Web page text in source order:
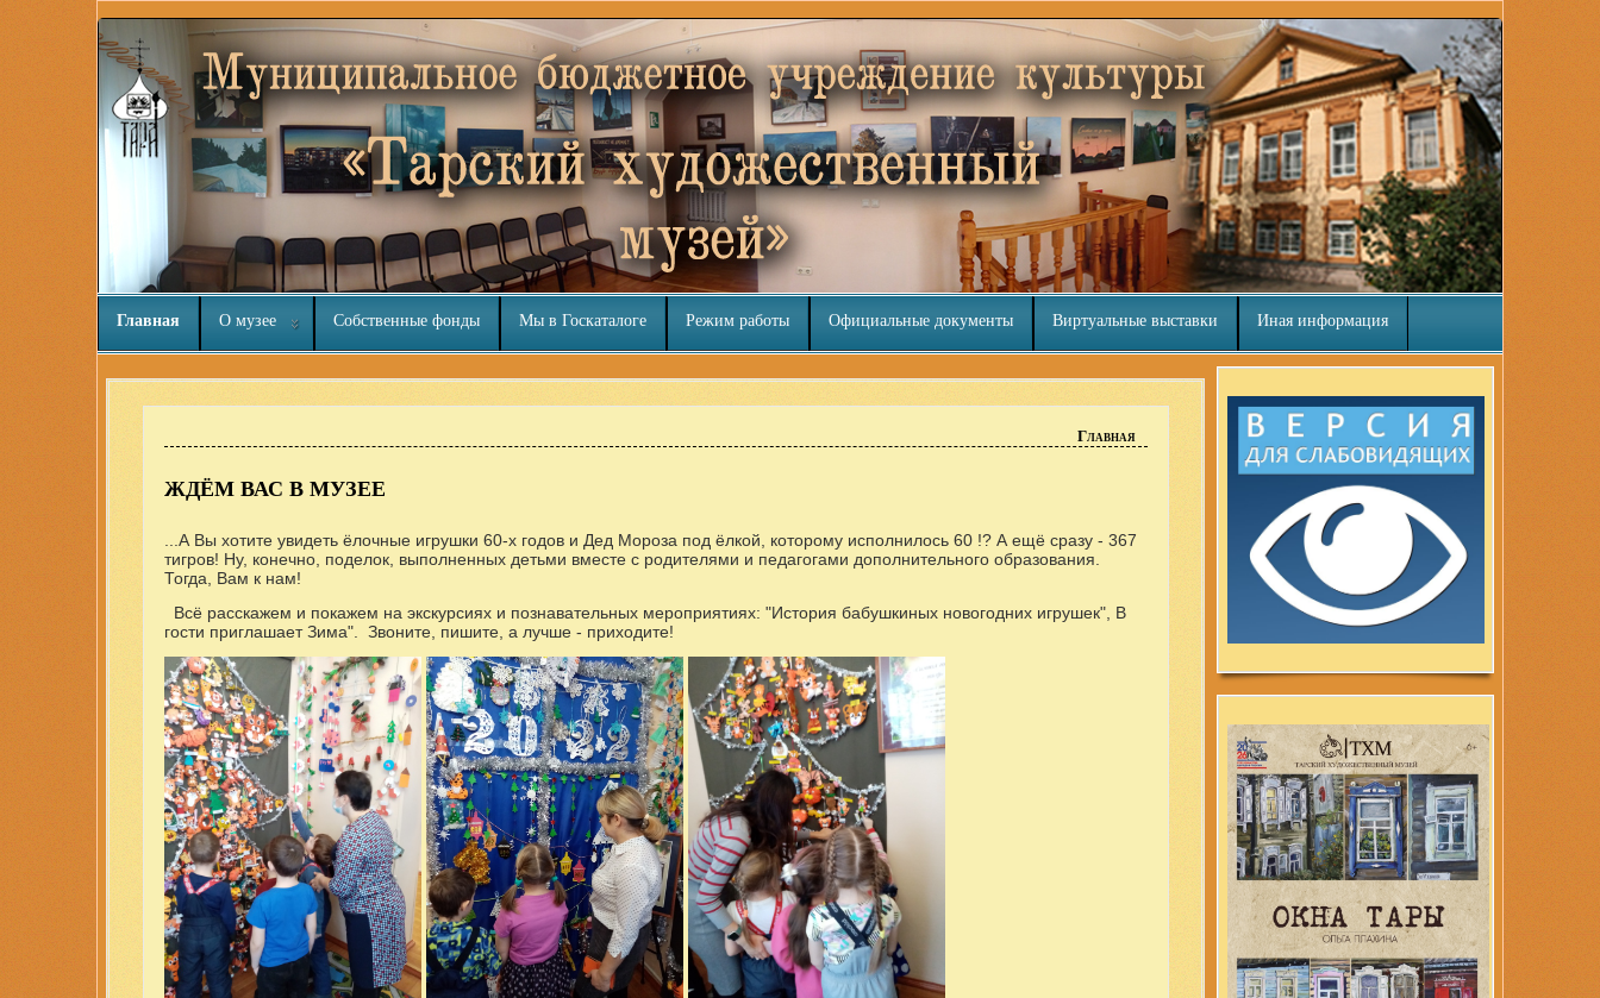
Главная О музее Собственные фонды Мы в Госкаталоге Режим работы Официальные документы Виртуальные выставки Иная информация
Главная
ЖДЁМ ВАС В МУЗЕЕ
...А Вы хотите увидеть ёлочные игрушки 60-х годов и Дед Мороза под ёлкой, которому исполнилось 60 !? А ещё сразу - 367
тигров! Ну, конечно, поделок, выполненных детьми вместе с родителями и педагогами дополнительного образования.
Тогда, Вам к нам!
Всё расскажем и покажем на экскурсиях и познавательных мероприятиях: "История бабушкиных новогодних игрушек", В
гости приглашает Зима".  Звоните, пишите, а лучше - приходите!